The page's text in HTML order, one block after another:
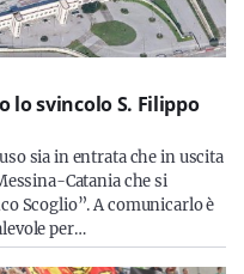
lo svincolo S. Filippo
sia in entrata che in uscita
Catania che si
Scoglio”. A comunicarlo è
per…